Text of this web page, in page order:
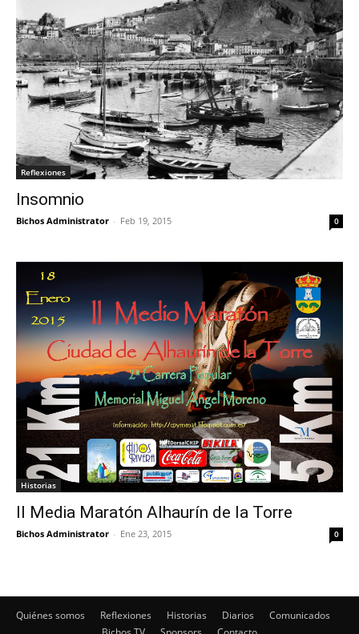
Reflexiones
Insomnio
Bichos Administrator - Feb 19, 2015 0
Historias
II Media Maratón Alhaurín de la Torre
Bichos Administrator - Ene 23, 2015 0
Quiénes somos Reflexiones Historias Diarios
Comunicados